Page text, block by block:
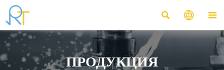
  
ПРОДУКЦИЯ